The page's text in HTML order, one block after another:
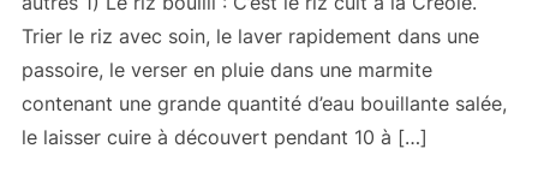
Trier le riz avec soin, le laver rapidement dans une
passoire, le verser en pluie dans une marmite
contenant une grande quantité d’eau bouillante salée,
le laisser cuire à découvert pendant 10 à […]